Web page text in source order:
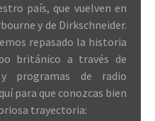
país, que vuelven en
y de Dirkschneider.
repasado la historia
británico a través de
programas de radio
para que conozcas bien
trayectoria: